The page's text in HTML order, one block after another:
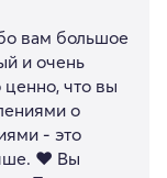
вам большое
и очень
что вы
о
- это
❤️ Вы